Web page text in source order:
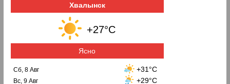
Хвалынск
+27°C
Ясно
Сб, 8 Авг +31°C
Вс, 9 Авг +29°C